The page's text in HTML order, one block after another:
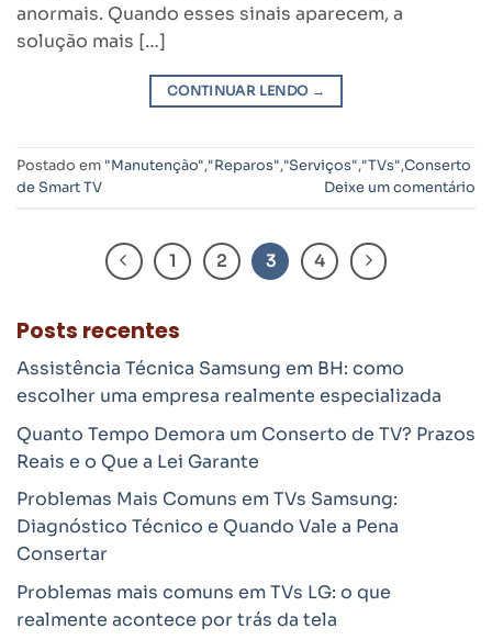
anormais. Quando esses sinais aparecem, a
solução mais […]
CONTINUAR LENDO →
Postado em "Manutenção","Reparos","Serviços","TVs",Conserto
de Smart TV
Deixe um comentário
1 2 3 4
Posts recentes
Assistência Técnica Samsung em BH: como
escolher uma empresa realmente especializada
Quanto Tempo Demora um Conserto de TV? Prazos
Reais e o Que a Lei Garante
Problemas Mais Comuns em TVs Samsung:
Diagnóstico Técnico e Quando Vale a Pena
Consertar
Problemas mais comuns em TVs LG: o que
realmente acontece por trás da tela